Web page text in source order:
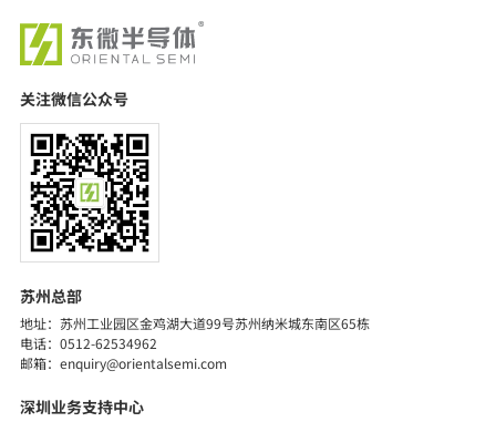
关注微信公众号
苏州总部
地址：苏州工业园区金鸡湖大道99号苏州纳米城东南区65栋
电话：0512-62534962
邮箱：enquiry@orientalsemi.com
深圳业务支持中心